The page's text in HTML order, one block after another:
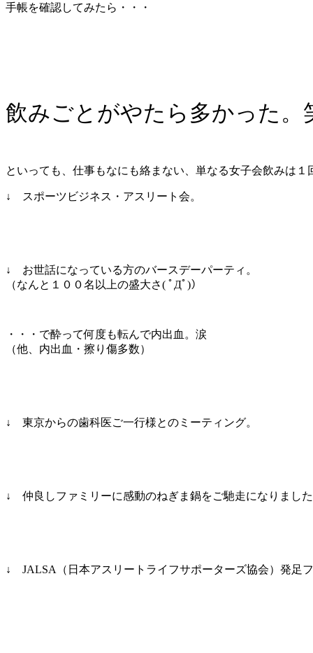
手帳を確認してみたら・・・
飲みごとがやたら多かった。
といっても、仕事もなにも絡まない、単なる女子会飲みは１
↓ スポーツビジネス・アスリート会。
↓ お世話になっている方のバースデーパーティ。
（なんと１００名以上の盛大さ( ﾟДﾟ)）
・・・で酔って何度も転んで内出血。涙
（他、内出血・擦り傷多数）
↓ 東京からの歯科医ご一行様とのミーティング。
↓ 仲良しファミリーに感動のねぎま鍋をご馳走になりました
↓ JALSA（日本アスリートライフサポーターズ協会）発足フ